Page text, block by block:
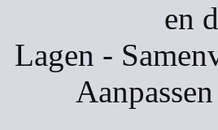
en
Lagen -